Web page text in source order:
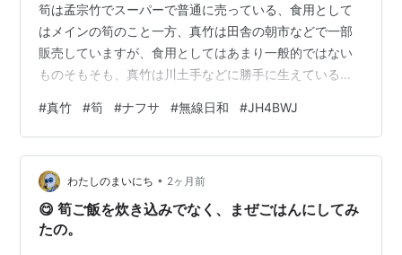
筍は孟宗竹でスーパーで普通に売っている、食用として
はメインの筍のこと一方、真竹は田舎の朝市などで一部
販売していますが、食用としてはあまり一般的ではない
ものそもそも、真竹は川土手などに勝手に生えている、
箒や籠などに加工されていましたが、今は竹製品の原材
料としての需要はほぼないでしょう今年もその真竹の筍
シーズンがやって来ました放置していると土手だろうと
田んぼだろうと竹林になりますそこで筍を除去しなけれ
ばならず日曜日に作業を行いました50本近く倒し、筍好
きの知人宅へも初物として届けました自分も例年、初…
#真竹 #筍 #ナフサ #無線日和 #JH4BWJ
わたしのまいにち • 2ヶ月前
😋 筍ご飯を炊き込みでなく、まぜごはんにしてみ
たの。